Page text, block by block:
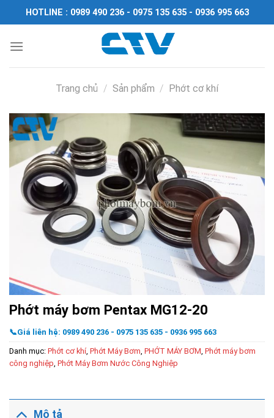
Chuyển
đến
dung
HOTLINE : 0989 490 236 - 0975 135 635 - 0936 995 663
Trang chủ / Sản phẩm / Phớt cơ khí
Phớt máy bơm Pentax MG12-20
📞Giá liên hệ: 0989 490 236 - 0975 135 635 - 0936 995 663
Danh mục: Phớt cơ khí, Phớt Máy Bơm, PHỚT MÁY BƠM, Phớt máy bơm
công nghiệp, Phớt Máy Bơm Nước Công Nghiệp
Mô tả